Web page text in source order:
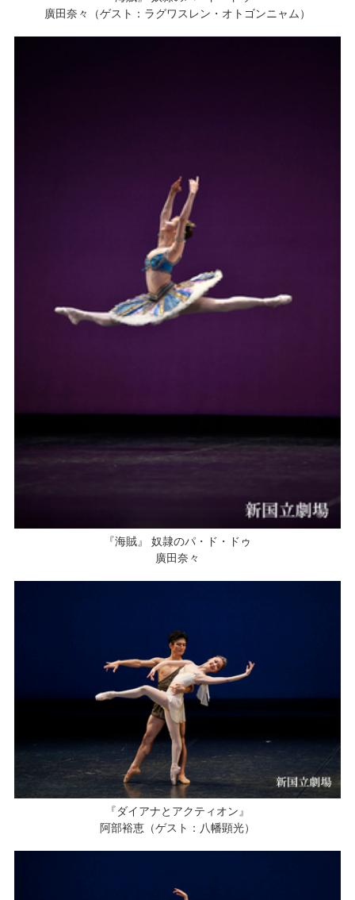
廣田奈々（ゲスト：ラグワスレン・オトゴンニャム）
『海賊』 奴隷のパ・ド・ドゥ
廣田奈々
『ダイアナとアクティオン』
阿部裕恵（ゲスト：八幡顕光）